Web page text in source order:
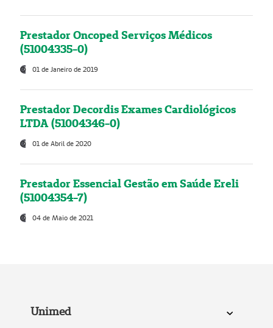
Prestador Oncoped Serviços Médicos
(51004335-0)
01 de Janeiro de 2019
Prestador Decordis Exames Cardiológicos
LTDA (51004346-0)
01 de Abril de 2020
Prestador Essencial Gestão em Saúde Ereli
(51004354-7)
04 de Maio de 2021
Unimed